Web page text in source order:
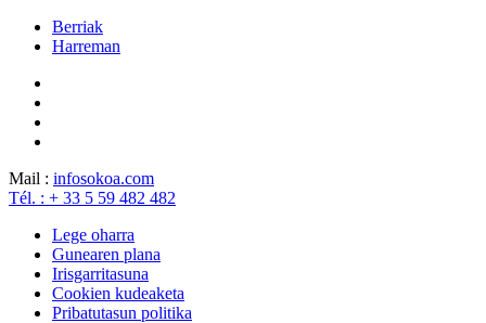
Berriak
Harreman
Mail : infosokoa.com
Tél. : + 33 5 59 482 482
Lege oharra
Gunearen plana
Irisgarritasuna
Cookien kudeaketa
Pribatutasun politika